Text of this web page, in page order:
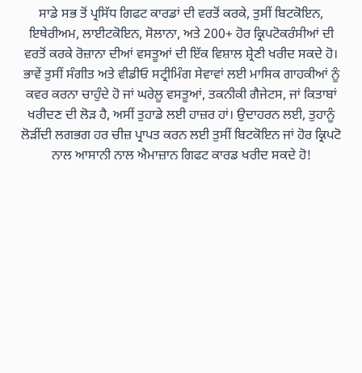
ਸਾਡੇ ਸਭ ਤੋਂ ਪ੍ਰਸਿੱਧ ਗਿਫਟ ਕਾਰਡਾਂ ਦੀ ਵਰਤੋਂ ਕਰਕੇ, ਤੁਸੀਂ ਬਿਟਕੋਇਨ,
ਇਥੇਰੀਅਮ, ਲਾਈਟਕੋਇਨ, ਸੋਲਾਨਾ, ਅਤੇ 200+ ਹੋਰ ਕ੍ਰਿਪਟੋਕਰੰਸੀਆਂ ਦੀ
ਵਰਤੋਂ ਕਰਕੇ ਰੋਜ਼ਾਨਾ ਦੀਆਂ ਵਸਤੂਆਂ ਦੀ ਇੱਕ ਵਿਸ਼ਾਲ ਸ਼੍ਰੇਣੀ ਖਰੀਦ ਸਕਦੇ ਹੋ।
ਭਾਵੇਂ ਤੁਸੀਂ ਸੰਗੀਤ ਅਤੇ ਵੀਡੀਓ ਸਟ੍ਰੀਮਿੰਗ ਸੇਵਾਵਾਂ ਲਈ ਮਾਸਿਕ ਗਾਹਕੀਆਂ ਨੂੰ
ਕਵਰ ਕਰਨਾ ਚਾਹੁੰਦੇ ਹੋ ਜਾਂ ਘਰੇਲੂ ਵਸਤੂਆਂ, ਤਕਨੀਕੀ ਗੈਜੇਟਸ, ਜਾਂ ਕਿਤਾਬਾਂ
ਖਰੀਦਣ ਦੀ ਲੋੜ ਹੈ, ਅਸੀਂ ਤੁਹਾਡੇ ਲਈ ਹਾਜ਼ਰ ਹਾਂ। ਉਦਾਹਰਨ ਲਈ, ਤੁਹਾਨੂੰ
ਲੋੜੀਂਦੀ ਲਗਭਗ ਹਰ ਚੀਜ਼ ਪ੍ਰਾਪਤ ਕਰਨ ਲਈ ਤੁਸੀਂ ਬਿਟਕੋਇਨ ਜਾਂ ਹੋਰ ਕ੍ਰਿਪਟੋ
ਨਾਲ ਆਸਾਨੀ ਨਾਲ ਐਮਾਜ਼ਾਨ ਗਿਫਟ ਕਾਰਡ ਖਰੀਦ ਸਕਦੇ ਹੋ!